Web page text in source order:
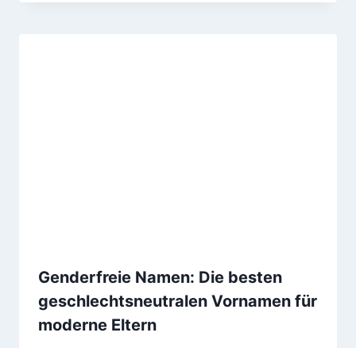
Genderfreie Namen: Die besten
geschlechtsneutralen Vornamen für
moderne Eltern